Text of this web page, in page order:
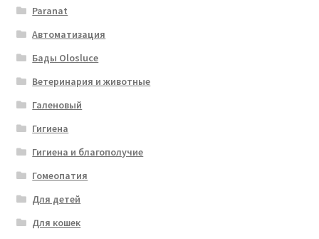
Paranat
Автоматизация
Бады Olosluce
Ветеринария и животные
Галеновый
Гигиена
Гигиена и благополучие
Гомеопатия
Для детей
Для кошек